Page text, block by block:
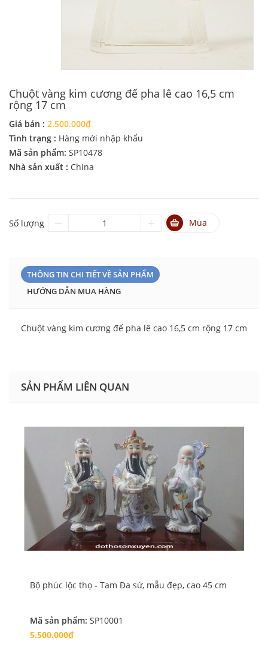
Chuột vàng kim cương đế pha lê cao 16,5 cm
rộng 17 cm
Giá bán : 2.500.000₫
Tình trạng : Hàng mới nhập khẩu
Mã sản phẩm: SP10478
Nhà sản xuất : China
Số lượng Mua
THÔNG TIN CHI TIẾT VỀ SẢN PHẨM
HƯỚNG DẪN MUA HÀNG
Chuột vàng kim cương đế pha lê cao 16,5 cm rộng 17 cm
SẢN PHẨM LIÊN QUAN
Bộ phúc lộc thọ - Tam Đa sứ, mẫu đẹp, cao 45 cm
Mã sản phẩm: SP10001
5.500.000₫